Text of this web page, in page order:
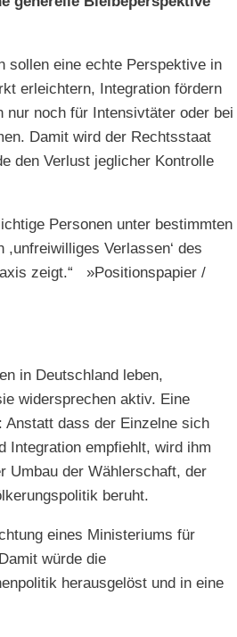
sollen eine echte Perspektive in
erleichtern, Integration fördern
nur noch für Intensivtäter oder bei
Damit wird der Rechtsstaat
den Verlust jeglicher Kontrolle
Personen unter bestimmten
Verlassen‘ des
zeigt.“ »Positionspapier /
in Deutschland leben,
widersprechen aktiv. Eine
Anstatt dass der Einzelne sich
Integration empfiehlt, wird ihm
Umbau der Wählerschaft, der
beruht.
eines Ministeriums für
würde die
herausgelöst und in eine